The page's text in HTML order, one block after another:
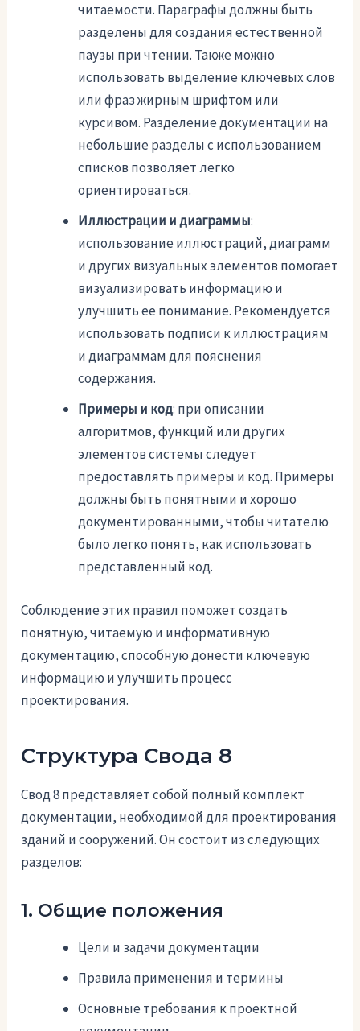
читаемости. Параграфы должны быть
разделены для создания естественной
паузы при чтении. Также можно
использовать выделение ключевых слов
или фраз жирным шрифтом или
курсивом. Разделение документации на
небольшие разделы с использованием
списков позволяет легко
ориентироваться.
Иллюстрации и диаграммы:
использование иллюстраций, диаграмм
и других визуальных элементов помогает
визуализировать информацию и
улучшить ее понимание. Рекомендуется
использовать подписи к иллюстрациям
и диаграммам для пояснения
содержания.
Примеры и код: при описании
алгоритмов, функций или других
элементов системы следует
предоставлять примеры и код. Примеры
должны быть понятными и хорошо
документированными, чтобы читателю
было легко понять, как использовать
представленный код.
Соблюдение этих правил поможет создать
понятную, читаемую и информативную
документацию, способную донести ключевую
информацию и улучшить процесс
проектирования.
Структура Свода 8
Свод 8 представляет собой полный комплект
документации, необходимой для проектирования
зданий и сооружений. Он состоит из следующих
разделов:
1. Общие положения
Цели и задачи документации
Правила применения и термины
Основные требования к проектной